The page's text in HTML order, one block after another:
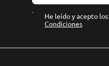
He leído y acepto los
Condiciones